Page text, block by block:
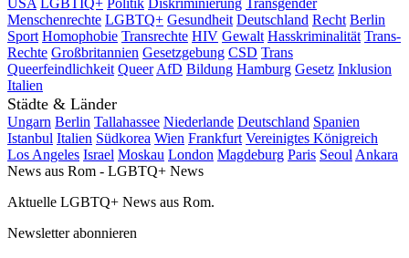
USA LGBTIQ+ Politik Diskriminierung Transgender
Menschenrechte LGBTQ+ Gesundheit Deutschland Recht Berlin
Sport Homophobie Transrechte HIV Gewalt Hasskriminalität Trans-
Rechte Großbritannien Gesetzgebung CSD Trans
Queerfeindlichkeit Queer AfD Bildung Hamburg Gesetz Inklusion
Italien
Städte & Länder
Ungarn Berlin Tallahassee Niederlande Deutschland Spanien
Istanbul Italien Südkorea Wien Frankfurt Vereinigtes Königreich
Los Angeles Israel Moskau London Magdeburg Paris Seoul Ankara
News aus Rom - LGBTQ+ News
Aktuelle LGBTQ+ News aus Rom.
Newsletter abonnieren